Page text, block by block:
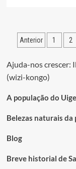
PÓS-
JAGAS
Paginação
dos
conteúdos
Anterior 1 2
Ajuda-nos crescer:
(wizi-kongo)
A população do Uige
Belezas naturais
Blog
Breve historial de